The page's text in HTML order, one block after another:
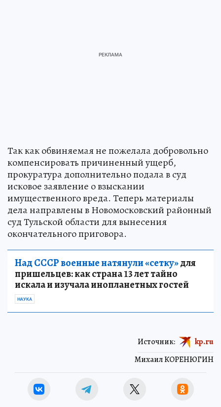
Так как обвиняемая не пожелала добровольно
компенсировать причиненный ущерб,
прокуратура дополнительно подала в суд
исковое заявление о взыскании
имущественного вреда. Теперь материалы
дела направлены в Новомосковский районный
суд Тульской области для вынесения
окончательного приговора.
Над СССР военные натянули «сетку»для
пришельцев: как страна 13 лет тайно
искала и изучала инопланетных гостей
НАУКА
Михаил КОРЕНЮГИН
Источник: kp.ru